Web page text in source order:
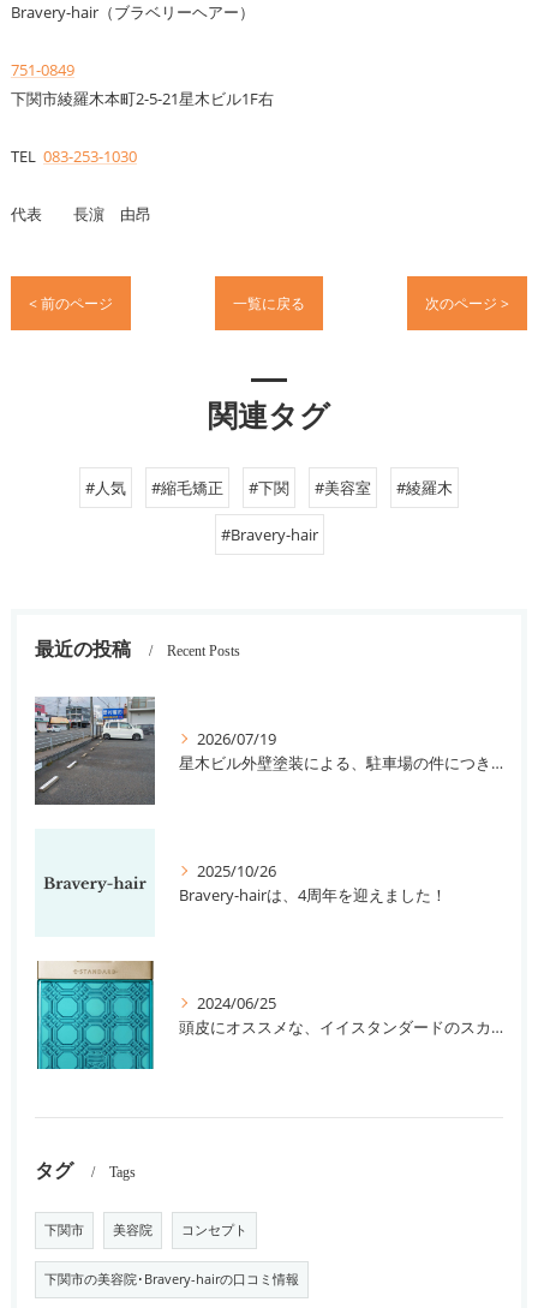
Bravery-hair（ブラベリーヘアー）
751-0849
下関市綾羅木本町2-5-21星木ビル1F右
TEL 083-253-1030
代表 長濵 由昂
< 前のページ 一覧に戻る 次のページ >
関連タグ
#人気 #縮毛矯正 #下関 #美容室 #綾羅木
#Bravery-hair
最近の投稿 Recent Posts
2026/07/19
星木ビル外壁塗装による、駐車場の件につきまして。
2025/10/26
Bravery-hairは、4周年を迎えました！
2024/06/25
頭皮にオススメな、イイスタンダードのスカルプ系シャンプー＆トリートメントです！
タグ Tags
下関市 美容院 コンセプト
下関市の美容院･Bravery-hairの口コミ情報